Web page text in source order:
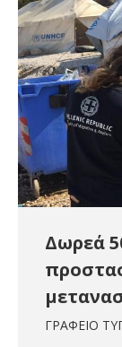
Δωρεά
ΓΡΑΦΕΙΟ